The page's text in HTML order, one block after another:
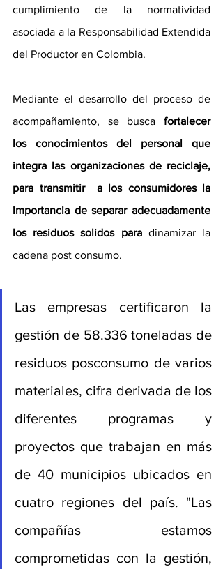
cumplimiento de la normatividad
asociada a la Responsabilidad Extendida
del Productor en Colombia.
Mediante el desarrollo del proceso de
acompañamiento, se busca fortalecer
los conocimientos del personal que
integra las organizaciones de reciclaje,
para transmitir  a los consumidores la
importancia de separar adecuadamente
los residuos solidos para dinamizar la
cadena post consumo.
Las empresas certificaron la
gestión de 58.336 toneladas de
residuos posconsumo de varios
materiales, cifra derivada de los
diferentes programas y
proyectos que trabajan en más
de 40 municipios ubicados en
cuatro regiones del país. "Las
compañías estamos
comprometidas con la gestión,